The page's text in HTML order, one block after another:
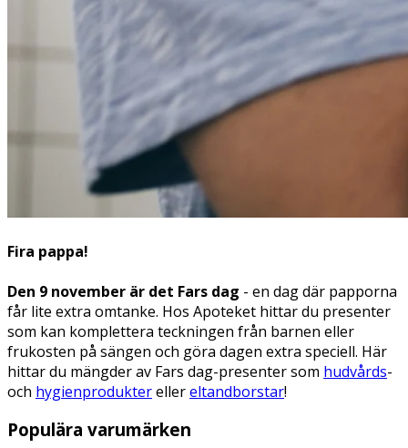
Fira pappa!
Den 9 november är det Fars dag - en dag där papporna
får lite extra omtanke. Hos Apoteket hittar du presenter
som kan komplettera teckningen från barnen eller
frukosten på sängen och göra dagen extra speciell. Här
hittar du mängder av Fars dag-presenter som hudvårds-
och hygienprodukterellereltandborstar!
Populära varumärken